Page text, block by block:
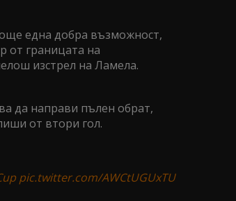
една добра възможност,
от границата на
изстрел на Ламела.
да направи пълен обрат,
от втори гол.
pic.twitter.com/AWCtUGUxTU